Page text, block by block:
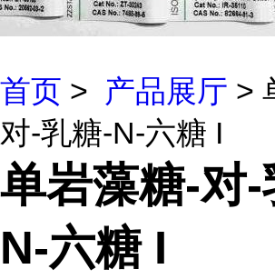
首页 > 产品展厅 >
对-乳糖-N-六糖 I
单岩藻糖-对-
N-六糖 I